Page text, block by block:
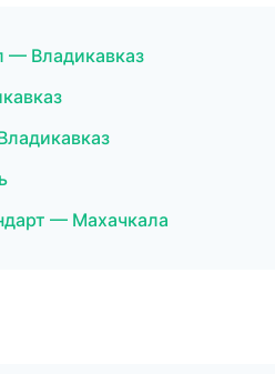
— Владикавказ
— Махачкала